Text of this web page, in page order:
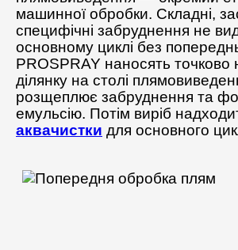
машинної обробки. Складні,
специфічні забруднення не
основному циклі без
PROSPRAY наносять
ділянку на столі
розщеплює забруднення та
емульсію. Потім виріб
аквачистки для основного